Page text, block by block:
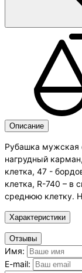
Описание
Рубашка мужская
нагрудный
клетка, 47 -
клетка, R-740 – в
среднюю клетку.
Характеристики
Отзывы
Имя:
E-mail: